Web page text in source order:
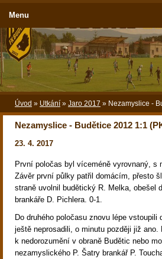
Úvod » Utkání » Jaro 2017 » Nezamyslice -
Nezamyslice - Budětice 2012 1:1
23. 4. 2017
První poločas byl víceméně vyrovnaný,
Závěr první půlky patřil domácím, přesto
straně uvolnil budětický R. Melka, obešel
brankáře D. Pichlera. 0-1.
Do druhého poločasu znovu lépe
ještě neprosadili, o minutu později již
k nedorozumění v obraně Budětic nebo
nezamyslického P. Šatry brankář P.
Menu